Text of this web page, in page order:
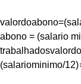
abono = (salario
(salariominimo/